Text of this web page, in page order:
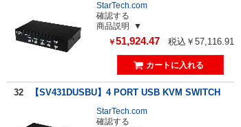
StarTech.com
確認する
商品説明
￥51,924.47 税込￥57,116.91
32 【SV431DUSBU】4 PORT USB KVM SWITCH
StarTech.com
確認する